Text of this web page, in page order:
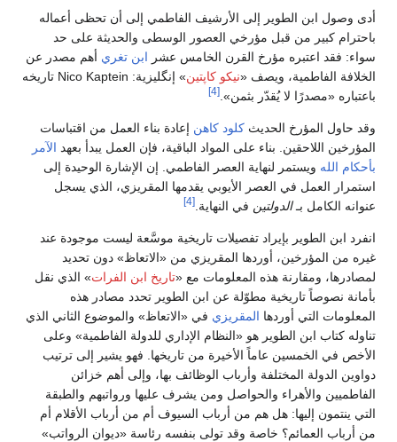
أدى وصول ابن الطوير إلى الأرشيف الفاطمي إلى أن تحظى أعماله
باحترام كبير من قبل مؤرخي العصور الوسطى والحديثة على حد
سواء: فقد اعتبره مؤرخ القرن الخامس عشر ابن تغري أهم مصدر عن
الخلافة الفاطمية، ويصف «نيكو كاپتين» إنگليزية: Nico Kaptein تاريخه
باعتباره «مصدرًا لا يُقدّر بثمن».[4]
وقد حاول المؤرخ الحديث كلود كاهن إعادة بناء العمل من اقتباسات
المؤرخين اللاحقين. بناء على المواد الباقية، فإن العمل يبدأ بعهد الآمر
بأحكام الله ويستمر لنهاية العصر الفاطمي. إن الإشارة الوحيدة إلى
استمرار العمل في العصر الأيوبي يقدمها المقريزي، الذي يسجل
عنوانه الكامل بـالدولتين في النهاية.[4]
انفرد ابن الطوير بإيراد تفصيلات تاريخية موسَّعة ليست موجودة عند
غيره من المؤرخين، أوردها المقريزي من «الاتعاظ» دون تحديد
لمصادرها، ومقارنة هذه المعلومات مع «تاريخ ابن الفرات» الذي نقل
بأمانة نصوصاً تاريخية مطوّلة عن ابن الطوير تحدد مصادر هذه
المعلومات التي أوردها المقريزي في «الاتعاظ» والموضوع الثاني الذي
تناوله كتاب ابن الطوير هو «النظام الإداري للدولة الفاطمية» وعلى
الأخص في الخمسين عاماً الأخيرة من تاريخها. فهو يشير إلى ترتيب
دواوين الدولة المختلفة وأرباب الوظائف بها، وإلى أهم خزائن
الفاطميين والأهراء والحواصل ومن يشرف عليها ورواتبهم والطبقة
التي ينتمون إليها: هل هم من أرباب السيوف أم من أرباب الأقلام أم
من أرباب العمائم؟ خاصة وقد تولى بنفسه رئاسة «ديوان الرواتب»